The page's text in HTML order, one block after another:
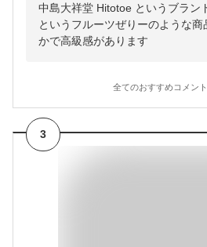
中島大祥堂 Hitotoe というブラン
というフルーツぜりーのような
かで高級感があります
全てのおすすめコメント
3